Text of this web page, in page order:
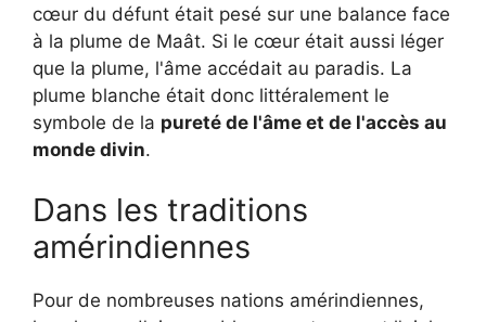
cœur du défunt était pesé sur une balance face
à la plume de Maât. Si le cœur était aussi léger
que la plume, l'âme accédait au paradis. La
plume blanche était donc littéralement le
symbole de la pureté de l'âme et de l'accès au
monde divin.
Dans les traditions
amérindiennes
Pour de nombreuses nations amérindiennes,